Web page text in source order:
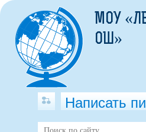
МОУ
ОШ»
Написать